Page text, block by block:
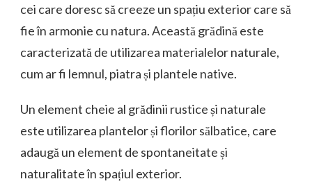
cei care doresc să creeze un spațiu exterior care să
fie în armonie cu natura. Această grădină este
caracterizată de utilizarea materialelor naturale,
cum ar fi lemnul, piatra și plantele native.
Un element cheie al grădinii rustice și naturale
este utilizarea plantelor și florilor sălbatice, care
adaugă un element de spontaneitate și
naturalitate în spațiul exterior.